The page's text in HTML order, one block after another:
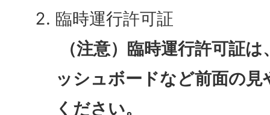
臨時運行許可証
（注意）臨時運行許可証
ッシュボードなど前面の
ください。